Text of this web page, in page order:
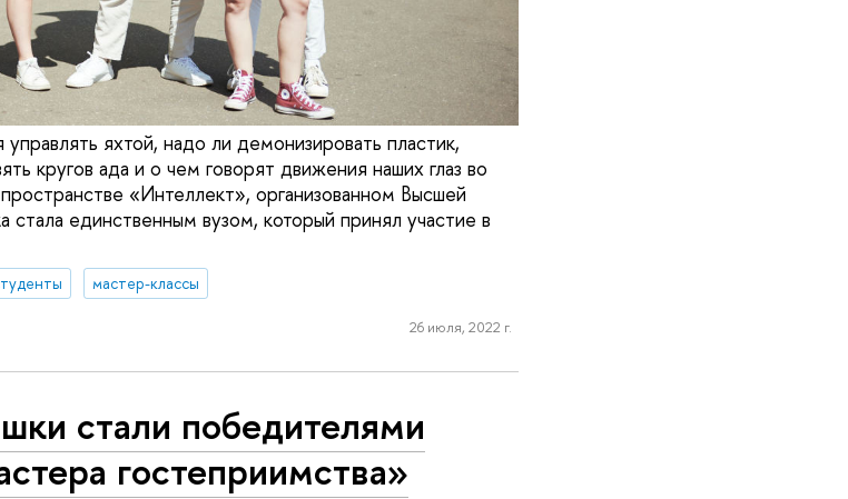
яхтой, надо ли демонизировать пластик,
кругов ада и о чем говорят движения наших глаз во
«Интеллект», организованном Высшей
стала единственным вузом, который принял участие в
мастер-классы
26 июля, 2022 г.
стали победителями
гостеприимства»